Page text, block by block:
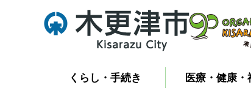
くらし・手続き 医療・健康・